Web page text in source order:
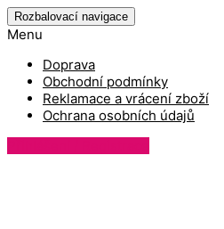
Rozbalovací navigace
Menu
Doprava
Obchodní podmínky
Reklamace a vrácení zboží
Ochrana osobních údajů